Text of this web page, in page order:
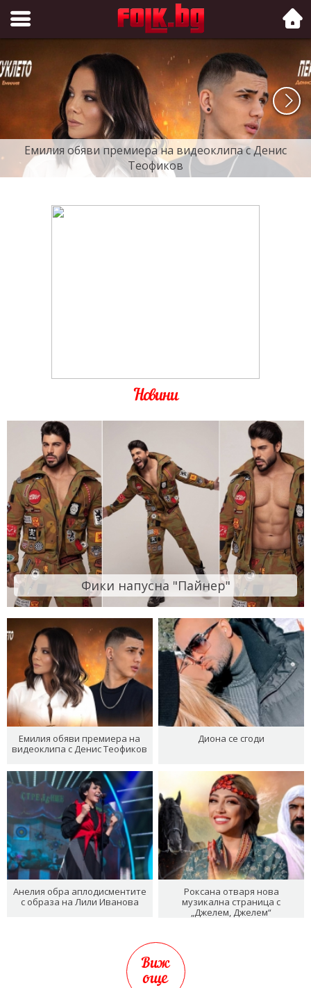
Folk.bg
Емилия обяви премиера на видеоклипа с Денис
Теофиков
Новини
Фики напусна "Пайнер"
Емилия обяви премиера на
видеоклипа с Денис Теофиков
Диона се сгоди
Анелия обра аплодисментите
с образа на Лили Иванова
Роксана отваря нова
музикална страница с
„Джелем, Джелем“
Виж
още